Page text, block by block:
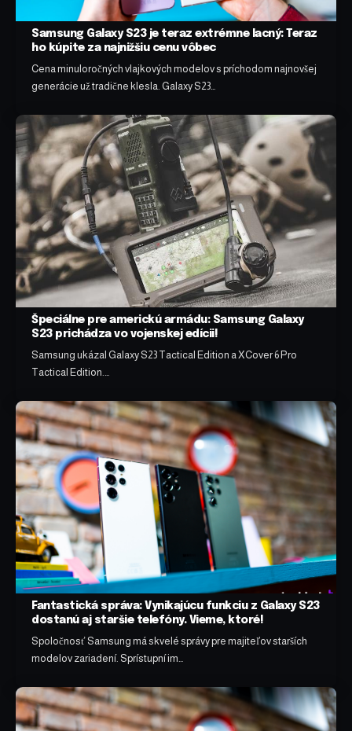
Samsung Galaxy S23 je teraz extrémne lacný: Teraz
ho kúpite za najnižšiu cenu vôbec
Cena minuloročných vlajkových modelov s príchodom najnovšej
generácie už tradične klesla. Galaxy S23…
Špeciálne pre americkú armádu: Samsung Galaxy
S23 prichádza vo vojenskej edícii!
Samsung ukázal Galaxy S23 Tactical Edition a XCover 6 Pro
Tactical Edition.…
Fantastická správa: Vynikajúcu funkciu z Galaxy S23
dostanú aj staršie telefóny. Vieme, ktoré!
Spoločnosť Samsung má skvelé správy pre majiteľov starších
modelov zariadení. Sprístupní im…